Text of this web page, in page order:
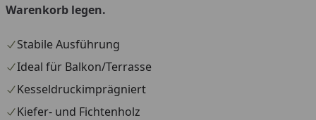
Warenkorb legen.
Stabile Ausführung
Ideal für Balkon/Terrasse
Kesseldruckimprägniert
Kiefer- und Fichtenholz